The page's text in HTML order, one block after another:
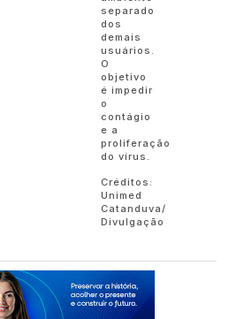
separado
dos
demais
usuários.
O
objetivo
é impedir
o
contágio
e a
proliferação
do vírus.
Créditos:
Unimed
Catanduva/
Divulgação